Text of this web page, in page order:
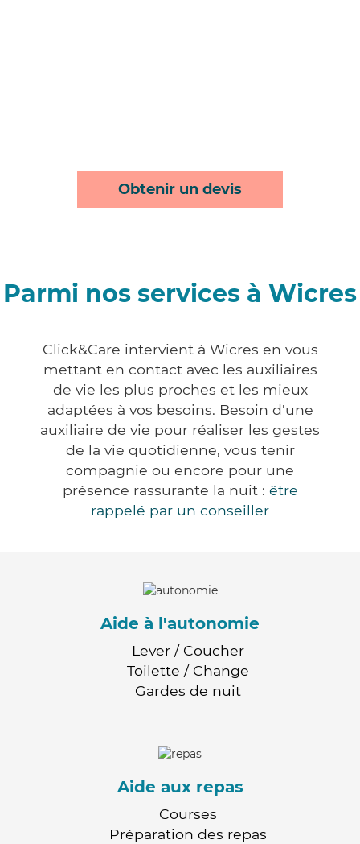
Obtenir un devis
Parmi nos services à Wicres
Click&Care intervient à Wicres en vous
mettant en contact avec les auxiliaires
de vie les plus proches et les mieux
adaptées à vos besoins. Besoin d'une
auxiliaire de vie pour réaliser les gestes
de la vie quotidienne, vous tenir
compagnie ou encore pour une
présence rassurante la nuit : être
rappelé par un conseiller
Aide à l'autonomie
Lever / Coucher
Toilette / Change
Gardes de nuit
Aide aux repas
Courses
Préparation des repas